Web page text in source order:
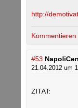
http://
Kommentieren
#53
21.04.2012 um
ZITAT: